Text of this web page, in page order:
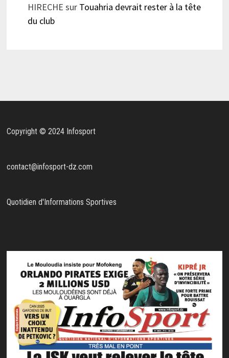
HIRECHE sur Touahria devrait rester à la tête
du club
Copyright © 2024 Infosport
contact@infosport-dz.com
Quotidien d'Informations Sportives